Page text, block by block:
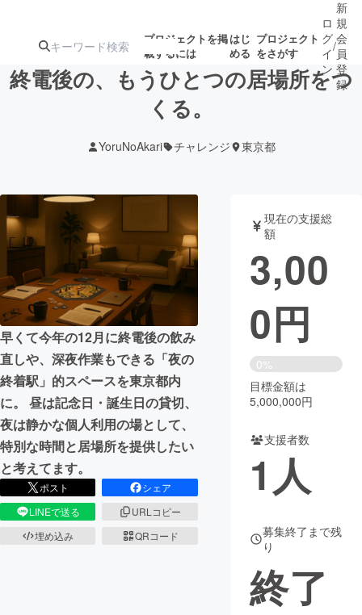
プロジェクトを掲
載するには
はじ
める
プロジェクト
をさがす
ターン
ジェクト
募集終了が近いプ
ロジェクト
アート・写真 音楽
テクノロジー・ガジェット ゲーム・サ
映像・映画 書籍・雑誌
ビジネス・起業 チャレンジ
まちづくり・地域活性化
CAMPFIRE for Social Good
CAMPFIRE Creation
CAMPFIREふるさと納税
コミュニティ
ロ
グ
イ
ン
/
新
規
会
員
登
録
終電後の、もうひとつの居場所をつ
くる。
YoruNoAkari チャレンジ 東京都
早くて今年の12月に終電後の飲み
直しや、深夜作業もできる「夜の
終着駅」的スペースを東京都内
に。 昼は記念日・誕生日の貸切、
夜は静かな個人利用の場として、
特別な時間と居場所を提供したい
と考えてます。
ポスト
シェア
LINEで送る
URLコピー
埋め込み
QRコード
現在の支援総
額
3,00
0円
0%
目標金額は
5,000,000円
支援者数
1人
募集終了まで残
り
終了